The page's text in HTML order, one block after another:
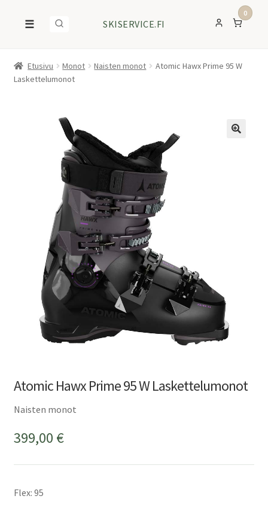
☰ SKISERVICE.FI
0
Etusivu Monot Naisten monot
Atomic Hawx Prime 95 W
Laskettelumonot
Atomic Hawx Prime 95 W Laskettelumonot
Naisten monot
399,00 €
Flex: 95